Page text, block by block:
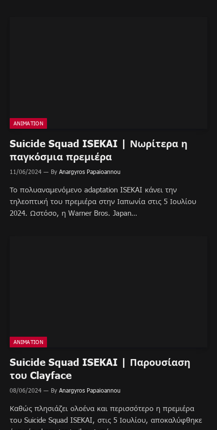
ANIMATION
Suicide Squad ISEKAI | Νωρίτερα η
παγκόσμια πρεμιέρα
11/06/2024 By Anargyros Papaioannou
Το πολυαναμενόμενο adaptation ISEKAI κάνει την
τηλεοπτική του πρεμιέρα στην Ιαπωνία στις 5 Ιουλίου
2024. Ωστόσο, η Warner Bros. Japan…
ANIMATION
Suicide Squad ISEKAI | Παρουσίαση
του Clayface
08/06/2024 By Anargyros Papaioannou
Καθώς πλησιάζει ολοένα και περισσότερο η πρεμιέρα
του Suicide Squad ISEKAI, στις 5 Ιουλίου, αποκαλύφθηκε